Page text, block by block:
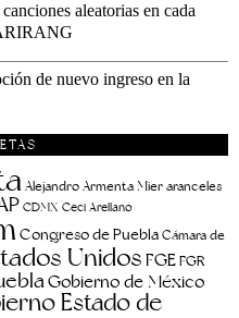
aleatorias en cada
de nuevo ingreso en la
Alejandro Armenta Mier aranceles
CDMX Ceci Arellano
Congreso de Puebla Cámara de
UnidosFGEFGR
Gobierno de México
Estado de